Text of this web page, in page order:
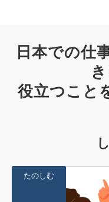
日本での仕
役立つこと
たのしむ